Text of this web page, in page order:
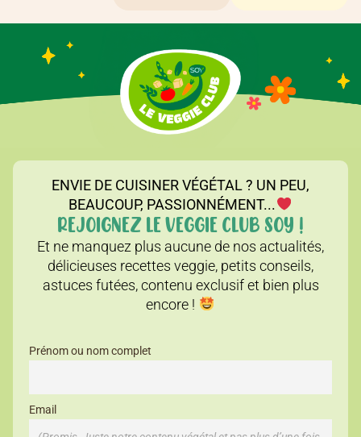
ENVIE DE CUISINER VÉGÉTAL ? UN PEU,
BEAUCOUP, PASSIONNÉMENT...
REJOIGNEZ LE VEGGIE CLUB SOY !
Et ne manquez plus aucune de nos actualités,
délicieuses recettes veggie, petits conseils,
astuces futées, contenu exclusif et bien plus
encore !
Prénom ou nom complet
Email